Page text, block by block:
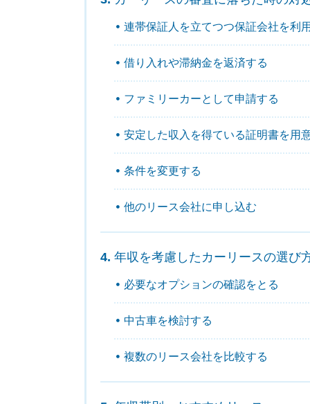
連帯保証人を立てつつ保証会社を利
借り入れや滞納金を返済する
ファミリーカーとして申請する
安定した収入を得ている証明書を用
条件を変更する
他のリース会社に申し込む
年収を考慮したカーリースの選び
必要なオプションの確認をとる
中古車を検討する
複数のリース会社を比較する